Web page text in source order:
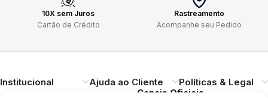
10X sem Juros
Cartão de Crédito
Rastreamento
Acompanhe seu Pedido
Institucional Ajuda ao Cliente Políticas & Legal
Canais Oficiais